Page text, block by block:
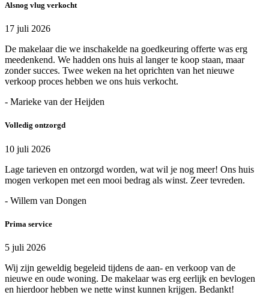
Alsnog vlug verkocht
17 juli 2026
De makelaar die we inschakelde na goedkeuring offerte was erg
meedenkend. We hadden ons huis al langer te koop staan, maar
zonder succes. Twee weken na het oprichten van het nieuwe
verkoop proces hebben we ons huis verkocht.
- Marieke van der Heijden
Volledig ontzorgd
10 juli 2026
Lage tarieven en ontzorgd worden, wat wil je nog meer! Ons huis
mogen verkopen met een mooi bedrag als winst. Zeer tevreden.
- Willem van Dongen
Prima service
5 juli 2026
Wij zijn geweldig begeleid tijdens de aan- en verkoop van de
nieuwe en oude woning. De makelaar was erg eerlijk en bevlogen
en hierdoor hebben we nette winst kunnen krijgen. Bedankt!